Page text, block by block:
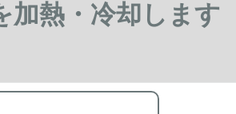
加熱・冷却します